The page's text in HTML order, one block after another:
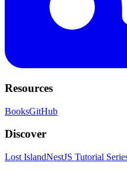
Resources
BooksGitHub
Discover
Lost IslandNestJS Tutorial